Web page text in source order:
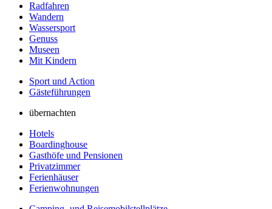
Radfahren
Wandern
Wassersport
Genuss
Museen
Mit Kindern
Sport und Action
Gästeführungen
übernachten
Hotels
Boardinghouse
Gasthöfe und Pensionen
Privatzimmer
Ferienhäuser
Ferienwohnungen